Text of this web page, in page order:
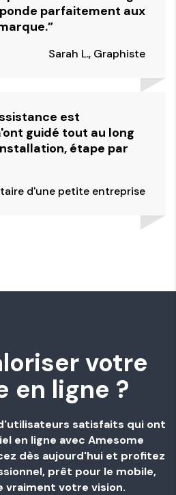
parfaitement aux
Sarah L., Graphiste
est
guidé tout au long
étape par
d'une petite entreprise
votre
en ligne ?
satisfaits qui ont
en ligne avec Amesome
dès aujourd'hui et profitez
prêt pour le mobile,
vraiment votre vision.